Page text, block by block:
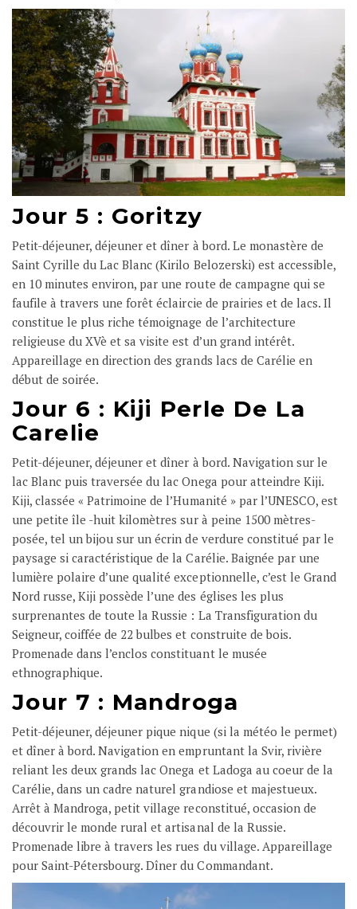
Jour 5 : Goritzy
Petit-déjeuner, déjeuner et dîner à bord. Le monastère de
Saint Cyrille du Lac Blanc (Kirilo Belozerski) est accessible,
en 10 minutes environ, par une route de campagne qui se
faufile à travers une forêt éclaircie de prairies et de lacs. Il
constitue le plus riche témoignage de l’architecture
religieuse du XVè et sa visite est d’un grand intérêt.
Appareillage en direction des grands lacs de Carélie en
début de soirée.
Jour 6 : Kiji Perle De La
Carelie
Petit-déjeuner, déjeuner et dîner à bord. Navigation sur le
lac Blanc puis traversée du lac Onega pour atteindre Kiji.
Kiji, classée « Patrimoine de l’Humanité » par l’UNESCO, est
une petite île -huit kilomètres sur à peine 1500 mètres-
posée, tel un bijou sur un écrin de verdure constitué par le
paysage si caractéristique de la Carélie. Baignée par une
lumière polaire d’une qualité exceptionnelle, c’est le Grand
Nord russe, Kiji possède l’une des églises les plus
surprenantes de toute la Russie : La Transfiguration du
Seigneur, coiffée de 22 bulbes et construite de bois.
Promenade dans l’enclos constituant le musée
ethnographique.
Jour 7 : Mandroga
Petit-déjeuner, déjeuner pique nique (si la météo le permet)
et dîner à bord. Navigation en empruntant la Svir, rivière
reliant les deux grands lac Onega et Ladoga au coeur de la
Carélie, dans un cadre naturel grandiose et majestueux.
Arrêt à Mandroga, petit village reconstitué, occasion de
découvrir le monde rural et artisanal de la Russie.
Promenade libre à travers les rues du village. Appareillage
pour Saint-Pétersbourg. Dîner du Commandant.